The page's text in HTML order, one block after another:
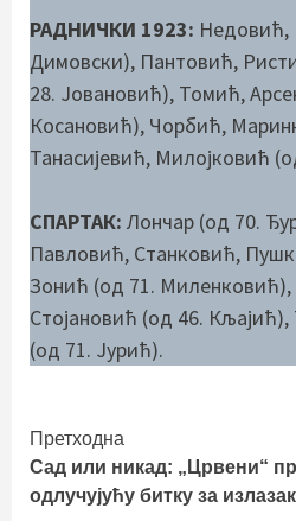
РАДНИЧКИ 1923: Недовић,
Димовски), Пантовић,
28. Јовановић), Томић,
Косановић), Чорбић,
Танасијевић, Милојковић
СПАРТАК: Лончар (од 70.
Павловић, Станковић,
Зонић (од 71.
Стојановић (од 46.
(од 71. Јурић).
Continue
Reading
Претходна
Сад или никад: „Црвени“
одлучујућу битку за